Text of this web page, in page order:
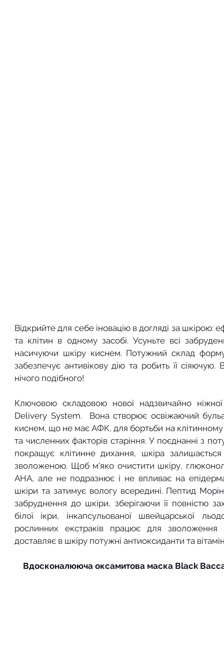
Відкрийте для себе іновацію в догляді за шкірою:
та клітин в одному засобі. Усуньте всі
насичуючи шкіру киснем. Потужний склад
забезпечує антивікову дію та робить її
нічого подібного!
Ключовою складовою нової надзвичайно
Delivery System.  Вона створює освіжаючий
киснем, що не має АФК, для бортьби на клітинному
та численних факторів старіння. У поєднанні з
покращує клітинне дихання, шкіра
зволоженою. Щоб м'яко очистити шкіру,
АНА, але не подразнює і не впливає на
шкіри та затимує вологу всередині. Пептид
забруднення до шкіри, зберігаючи її повністю
білої ікри, інкапсульованої швейцарської
рослинних екстраків працює для
доставляє в шкіру потужні антиоксиданти та
Вдосконалююча оксамитова маска Black